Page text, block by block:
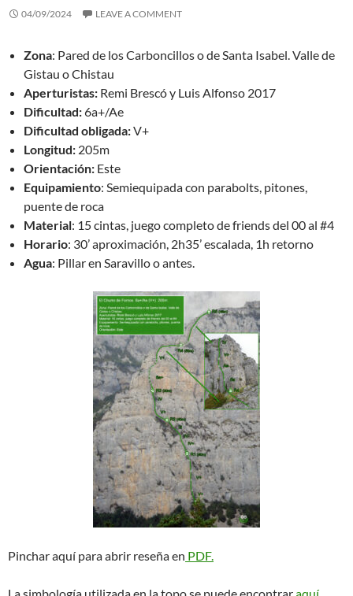
04/09/2024 LEAVE A COMMENT
Zona: Pared de los Carboncillos o de Santa Isabel. Valle de
Gistau o Chistau
Aperturistas: Remi Brescó y Luis Alfonso 2017
Dificultad:6a+/Ae
Dificultad obligada:V+
Longitud: 205m
Orientación: Este
Equipamiento: Semiequipada con parabolts, pitones,
puente de roca
Material: 15 cintas, juego completo de friends del 00 al #4
Horario: 30’ aproximación, 2h35’ escalada, 1h retorno
Agua: Pillar en Saravillo o antes.
Pinchar aquí para abrir reseña en PDF.